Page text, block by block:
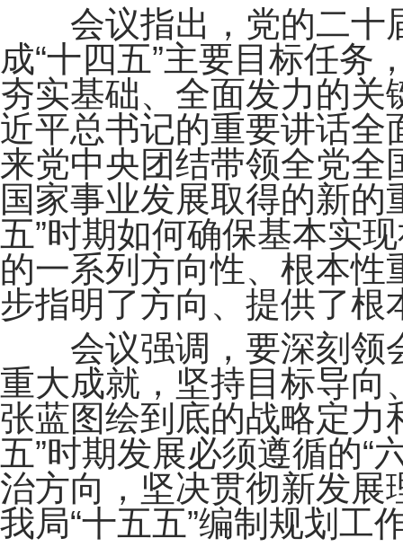
会议指出，党的二十
成“十四五”主要目标任务
夯实基础、全面发力的
近平总书记的重要讲话全
来党中央团结带领全党全
国家事业发展取得的新的
五”时期如何确保基本实
的一系列方向性、根本
步指明了方向、提供了根
会议强调，要深刻领会
重大成就，坚持目标导向
张蓝图绘到底的战略定力
五”时期发展必须遵循的“
治方向，坚决贯彻新发展
我局“十五五”编制规划工